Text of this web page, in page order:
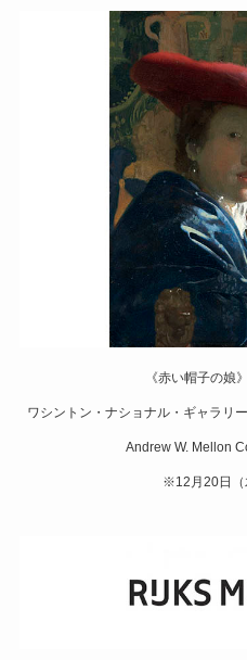
《赤い帽子の娘
ワシントン・ナショナル・ギャラリ
Andrew W. Mellon
※12月20日（